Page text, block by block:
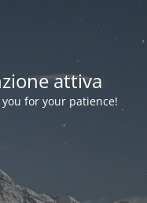
attiva
for your patience!